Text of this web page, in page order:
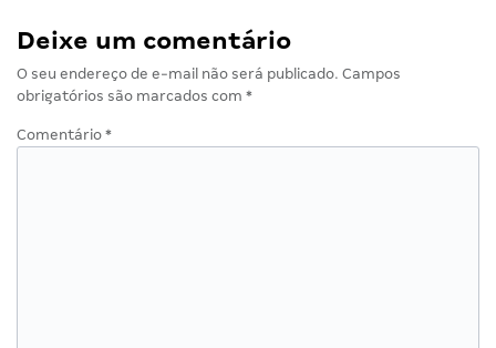
Deixe um comentário
O seu endereço de e-mail não será publicado. Campos
obrigatórios são marcados com *
Comentário *